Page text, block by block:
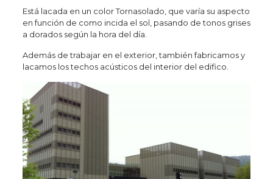
Está lacada en un color Tornasolado, que varía su aspecto
en función de como incida el sol, pasando de tonos grises
a dorados según la hora del día.
Además de trabajar en el exterior, también fabricamos y
lacamos los techos acústicos del interior del edifico.